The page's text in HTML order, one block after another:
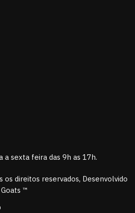
a sexta feira das 9h as 17h.
os direitos reservados, Desenvolvido
™